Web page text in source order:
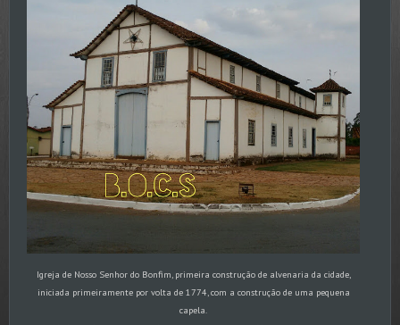
Igreja de Nosso Senhor do Bonfim, primeira construção de alvenaria da cidade,
iniciada primeiramente por volta de 1774, com a construção de uma pequena
capela.